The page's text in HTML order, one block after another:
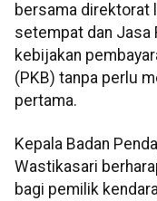
bersama direktorat
setempat dan Jasa
kebijakan
(PKB) tanpa perlu
pertama.
Kepala Badan
Wastikasari
bagi pemilik